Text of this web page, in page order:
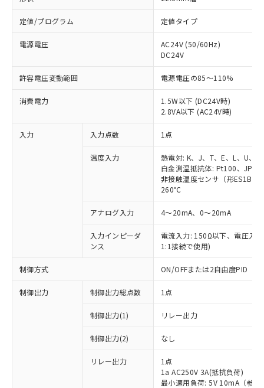
定値/プログラム 定値タイプ
電源電圧
AC24V (50/60Hz)
DC24V
許容電圧変動範囲 電源電圧の85～110%
消費電力
1.5W以下 (DC24V時)
2.8VA以下 (AC24V時)
入力 入力点数 1点
温度入力
熱電対: K、J、T、E、L、U、
白金測温抵抗体: Pt100、
非接触温度センサ（形ES1B
260℃
アナログ入力 4～20mA、0～20mA
入力インピーダ
ンス
電流入力: 150Ω以下、電圧入
1:1接続で使用)
制御方式 ON/OFFまたは2自由度PID（
制御出力 制御出力総点数 1点
制御出力(1) リレー出力
制御出力(2) なし
リレー出力
1点
1a AC250V 3A(抵抗負荷)
最小適用負荷: 5V 10mA（参考